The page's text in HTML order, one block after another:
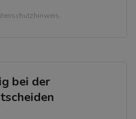
bei der